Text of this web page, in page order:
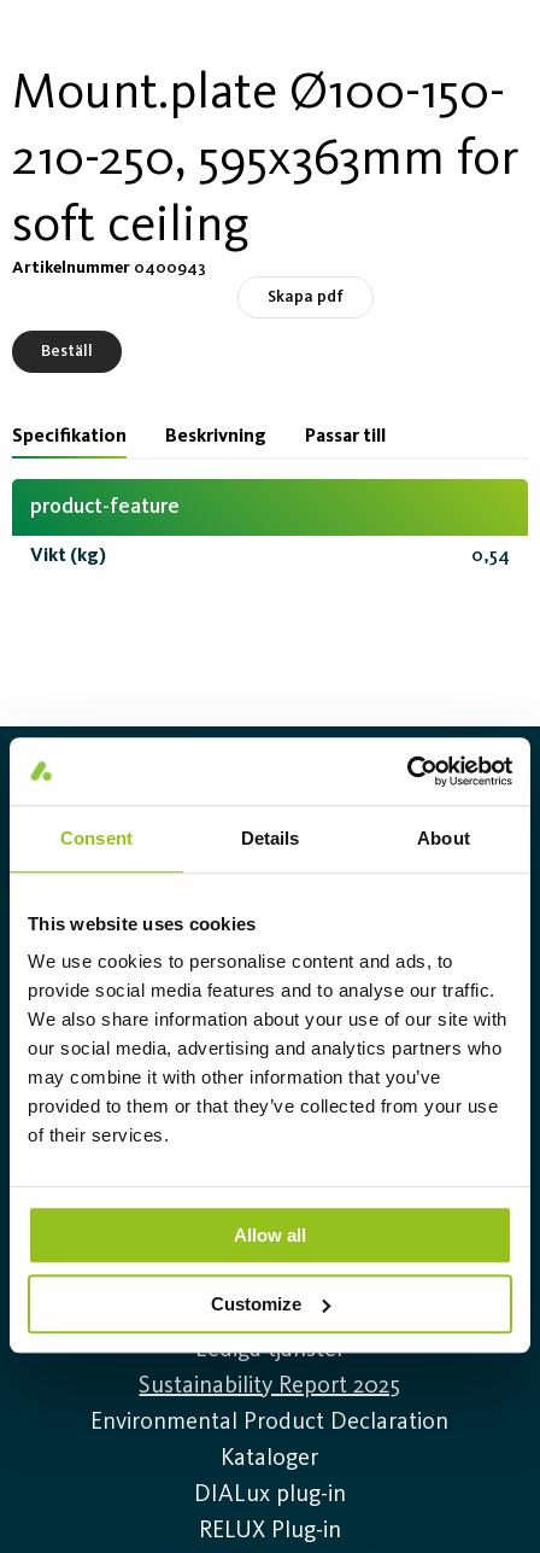
Consent Details About
This website uses cookies
We use cookies to personalise content and ads, to
provide social media features and to analyse our traffic.
We also share information about your use of our site with
our social media, advertising and analytics partners who
may combine it with other information that you’ve
provided to them or that they’ve collected from your use
of their services.
Allow all
Customize
Mount.plate Ø100-150-
210-250, 595x363mm for
soft ceiling
Artikelnummer 0400943
Skapa pdf
Beställ
Specifikation Beskrivning Passar till
product-feature
Vikt (kg) 0,54
spetskompetens inom belysning och
erbjuder marknaden ett komplett
sortiment av skräddarsydda,
högteknologiska och hållbara
belysningslösningar.
Info@auralight.com
020-32 30 30
Information
Kontakta oss
Lediga tjänster
Sustainability Report 2025
Environmental Product Declaration
Kataloger
DIALux plug-in
RELUX Plug-in